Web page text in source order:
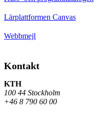
Lärplattformen Canvas
Webbmejl
Kontakt
KTH
100 44 Stockholm
+46 8 790 60 00